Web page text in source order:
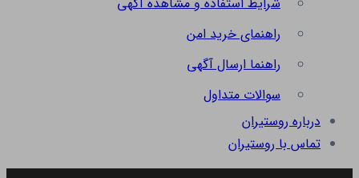
راهنمای خرید امن
راهنما ارسال آگهی
سوالات متداول
درباره روستیران
تماس با روستیران